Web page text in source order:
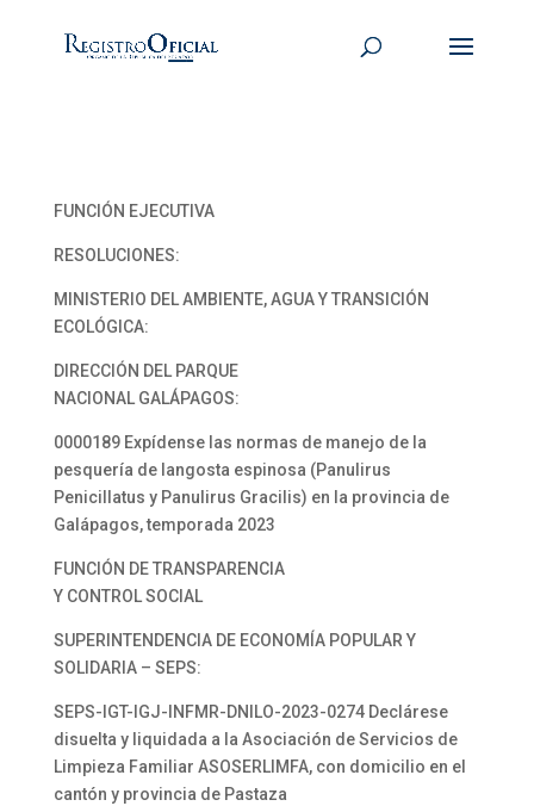
FUNCIÓN EJECUTIVA
RESOLUCIONES:
MINISTERIO DEL AMBIENTE, AGUA Y TRANSICIÓN
ECOLÓGICA:
DIRECCIÓN DEL PARQUE
NACIONAL GALÁPAGOS:
0000189 Expídense las normas de manejo de la
pesquería de langosta espinosa (Panulirus
Penicillatus y Panulirus Gracilis) en la provincia de
Galápagos, temporada 2023
FUNCIÓN DE TRANSPARENCIA
Y CONTROL SOCIAL
SUPERINTENDENCIA DE ECONOMÍA POPULAR Y
SOLIDARIA – SEPS:
SEPS-IGT-IGJ-INFMR-DNILO-2023-0274 Declárese
disuelta y liquidada a la Asociación de Servicios de
Limpieza Familiar ASOSERLIMFA, con domicilio en el
cantón y provincia de Pastaza